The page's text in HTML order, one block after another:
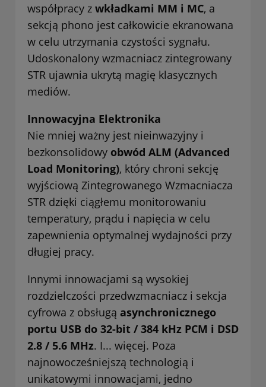
współpracy z wkładkami MM i MC, a
sekcją phono jest całkowicie ekranowana
w celu utrzymania czystości sygnału.
Udoskonalony wzmacniacz zintegrowany
STR ujawnia ukrytą magię klasycznych
mediów.
Innowacyjna Elektronika
Nie mniej ważny jest nieinwazyjny i
bezkonsolidowy obwód ALM (Advanced
Load Monitoring), który chroni sekcję
wyjściową Zintegrowanego Wzmacniacza
STR dzięki ciągłemu monitorowaniu
temperatury, prądu i napięcia w celu
zapewnienia optymalnej wydajności przy
długiej pracy.
Innymi innowacjami są wysokiej
rozdzielczości przedwzmacniacz i sekcja
cyfrowa z obsługą asynchronicznego
portu USB do 32-bit / 384 kHz PCM i DSD
2.8 / 5.6 MHz. I... więcej. Poza
najnowocześniejszą technologią i
unikatowymi innowacjami, jedno